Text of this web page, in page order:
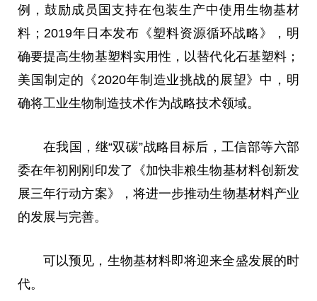
例，鼓励成员国支持在包装生产中使用生物基材
料；2019年日本发布《塑料资源循环战略》，明
确要提高生物基塑料实用性，以替代化石基塑料；
美国制定的《2020年制造业挑战的展望》中，明
确将工业生物制造技术作为战略技术领域。
在我国，继“双碳”战略目标后，工信部等六部
委在年初刚刚印发了《加快非粮生物基材料创新发
展三年行动方案》，将进一步推动生物基材料产业
的发展与完善。
可以预见，生物基材料即将迎来全盛发展的时
代。